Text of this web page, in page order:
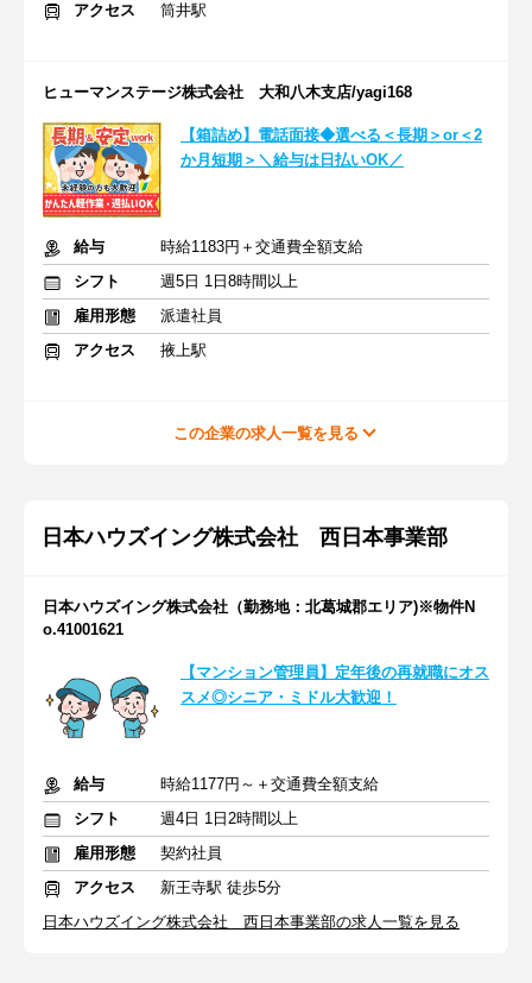
アクセス
筒井駅
ヒューマンステージ株式会社 大和八木支店/yagi168
【箱詰め】電話面接◆選べる＜長期＞or＜2
か月短期＞＼給与は日払いOK／
給与
時給1183円＋交通費全額支給
シフト
週5日 1日8時間以上
雇用形態
派遣社員
アクセス
掖上駅
この企業の求人一覧を見る
日本ハウズイング株式会社 西日本事業部
日本ハウズイング株式会社（勤務地：北葛城郡エリア)※物件N
o.41001621
【マンション管理員】定年後の再就職にオス
スメ◎シニア・ミドル大歓迎！
給与
時給1177円～＋交通費全額支給
シフト
週4日 1日2時間以上
雇用形態
契約社員
アクセス
新王寺駅 徒歩5分
日本ハウズイング株式会社 西日本事業部の求人一覧を見る